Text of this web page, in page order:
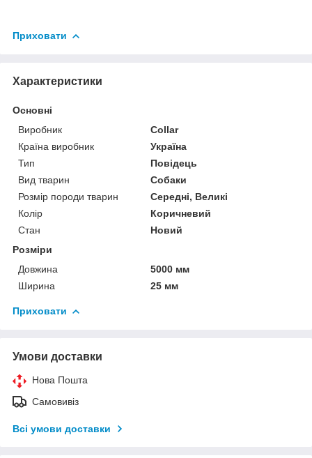
Приховати
Характеристики
Основні
Виробник
Collar
Країна виробник
Україна
Тип
Повідець
Вид тварин
Собаки
Розмір породи тварин
Середні, Великі
Колір
Коричневий
Стан
Новий
Розміри
Довжина
5000 мм
Ширина
25 мм
Приховати
Умови доставки
Нова Пошта
Самовивіз
Всі умови доставки